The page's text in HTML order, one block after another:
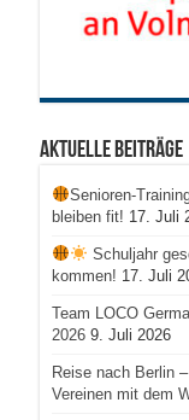
Aktuelle Beiträge
Senioren-
bleiben fit! 17. Juli
Schuljahr
kommen! 17. Juli
Team LOCO
2026 9. Juli 2026
Reise nach Berlin
Vereinen mit dem